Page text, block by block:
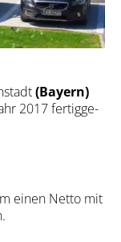
(Bay­ern)
2017 fer­tig­ge­
einen Net­to mit